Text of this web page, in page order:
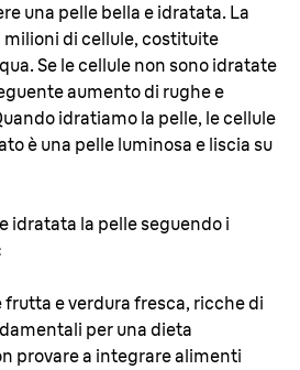
una pelle bella e idratata. La
di cellule, costituite
Se le cellule non sono idratate
aumento di rughe e
idratiamo la pelle, le cellule
è una pelle luminosa e liscia su
idratata la pelle seguendo i
e verdura fresca, ricche di
per una dieta
provare a integrare alimenti